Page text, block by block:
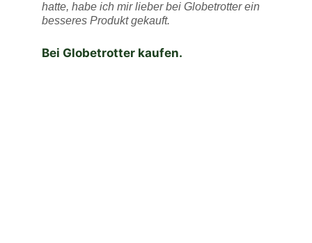
hatte, habe ich mir lieber bei Globetrotter ein
besseres Produkt gekauft.
Bei Globetrotter kaufen.